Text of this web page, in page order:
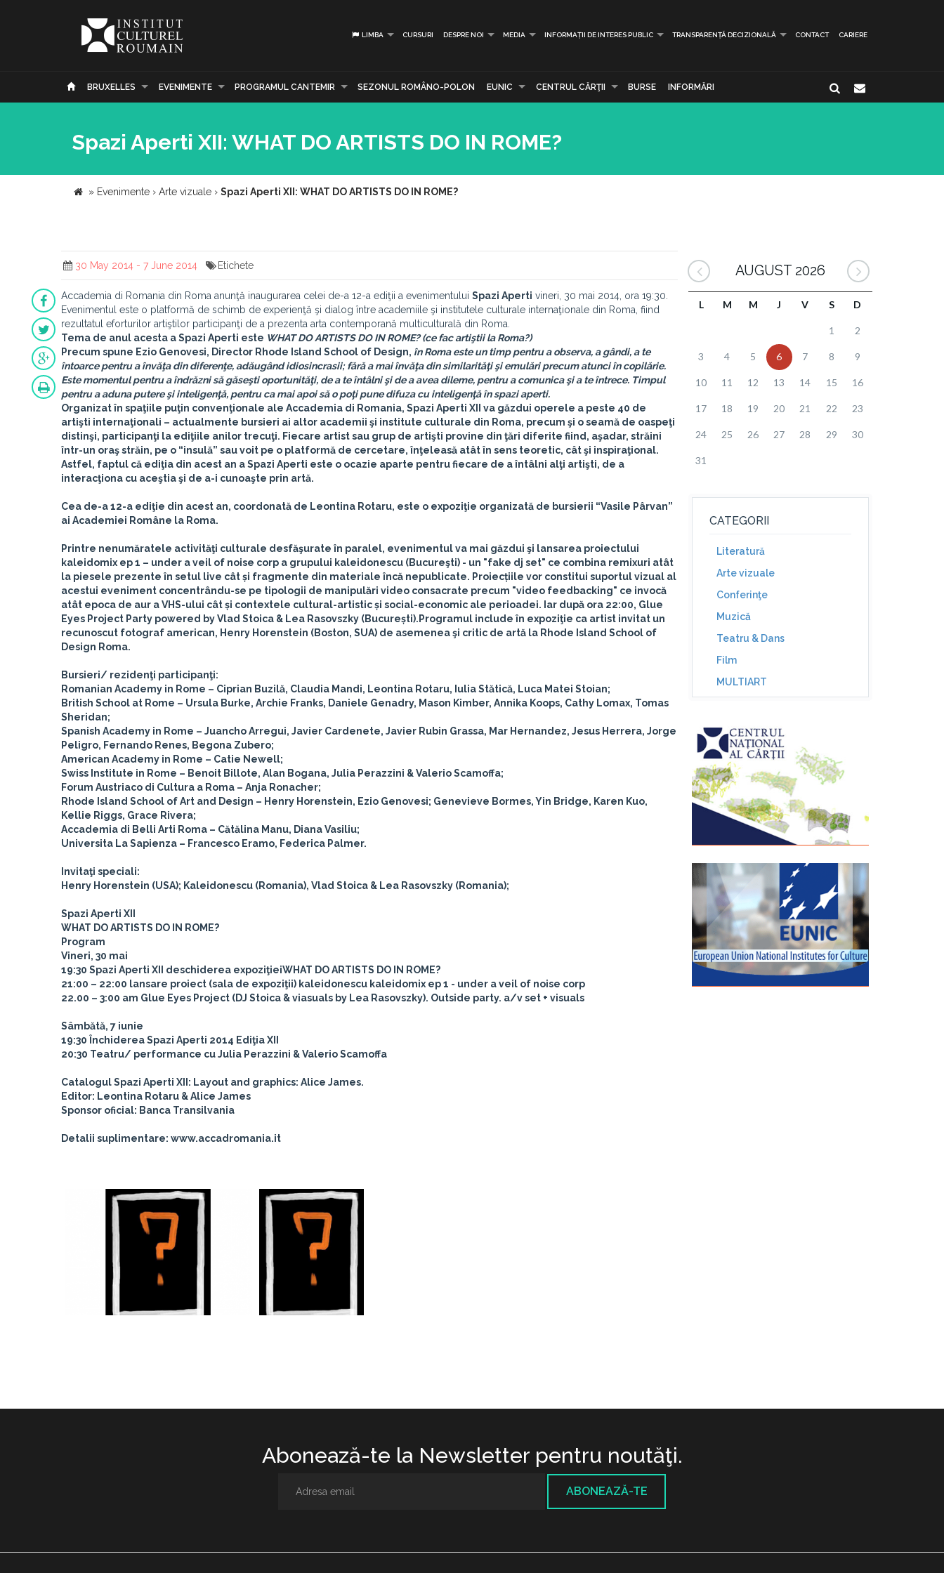
LIMBA CURSURI DESPRE NOI MEDIA INFORMAȚII DE INTERES PUBLIC TRANSPARENȚĂ DECIZIONALĂ CONTACT CARIERE
BRUXELLES EVENIMENTE PROGRAMUL CANTEMIR SEZONUL ROMÂNO-POLON EUNIC CENTRUL CĂRŢII BURSE INFORMĂRI
Spazi Aperti XII: WHAT DO ARTISTS DO IN ROME?
» Evenimente › Arte vizuale › Spazi Aperti XII: WHAT DO ARTISTS DO IN ROME?
30 May 2014 - 7 June 2014 Etichete
Accademia di Romania din Roma anunţă inaugurarea celei de-a 12-a ediţii a evenimentului Spazi Aperti vineri, 30 mai 2014, ora 19:30.
Evenimentul este o platformă de schimb de experienţă şi dialog între academiile şi institutele culturale internaţionale din Roma, fiind
rezultatul eforturilor artiştilor participanţi de a prezenta arta contemporană multiculturală din Roma.
Tema de anul acesta a Spazi Aperti este WHAT DO ARTISTS DO IN ROME? (ce fac artiştii la Roma?)
Precum spune Ezio Genovesi, Director Rhode Island School of Design, în Roma este un timp pentru a observa, a gândi, a te
întoarce pentru a învăţa din diferenţe, adăugând idiosincrasii; fără a mai învăţa din similarităţi şi emulări precum atunci în copilărie.
Este momentul pentru a îndrăzni să găseşti oportunităţi, de a te întâlni şi de a avea dileme, pentru a comunica şi a te întrece. Timpul
pentru a aduna putere şi inteligenţă, pentru ca mai apoi să o poţi pune difuza cu inteligenţă în spazi aperti.
Organizat în spaţiile puţin convenţionale ale Accademia di Romania, Spazi Aperti XII va găzdui operele a peste 40 de
artişti internaţionali – actualmente bursieri ai altor academii şi institute culturale din Roma, precum şi o seamă de oaspeţi
distinşi, participanţi la ediţiile anilor trecuţi. Fiecare artist sau grup de artişti provine din ţări diferite fiind, aşadar, străini
într-un oraş străin, pe o “insulă” sau voit pe o platformă de cercetare, înţeleasă atât în sens teoretic, cât şi inspiraţional.
Astfel, faptul că ediţia din acest an a Spazi Aperti este o ocazie aparte pentru fiecare de a întâlni alţi artişti, de a
interacţiona cu aceştia şi de a-i cunoaşte prin artă.
Cea de-a 12-a ediţie din acest an, coordonată de Leontina Rotaru, este o expoziţie organizată de bursierii “Vasile Pârvan”
ai Academiei Române la Roma.
Printre nenumăratele activităţi culturale desfăşurate în paralel, evenimentul va mai găzdui şi lansarea proiectului
kaleidomix ep 1 – under a veil of noise corp a grupului kaleidonescu (Bucureşti) - un "fake dj set" ce combina remixuri atât
la piesele prezente în setul live cât și fragmente din materiale încă nepublicate. Proiecțiile vor constitui suportul vizual al
acestui eveniment concentrându-se pe tipologii de manipulări video consacrate precum "video feedbacking" ce invocă
atât epoca de aur a VHS-ului cât și contextele cultural-artistic și social-economic ale perioadei. Iar după ora 22:00, Glue
Eyes Project Party powered byVlad Stoica & Lea Rasovszky (București). Programul include în expoziţie ca artist invitat un
recunoscut fotograf american, Henry Horenstein (Boston, SUA) de asemenea şi critic de artă la Rhode Island School of
Design Roma.
Bursieri/ rezidenţi participanţi:
Romanian Academy in Rome – Ciprian Buzilă, Claudia Mandi, Leontina Rotaru, Iulia Stătică, Luca Matei Stoian;
British School at Rome – Ursula Burke, Archie Franks, Daniele Genadry, Mason Kimber, Annika Koops, Cathy Lomax, Tomas
Sheridan;
Spanish Academy in Rome – Juancho Arregui, Javier Cardenete, Javier Rubin Grassa, Mar Hernandez, Jesus Herrera, Jorge
Peligro, Fernando Renes, Begona Zubero;
American Academy in Rome – Catie Newell;
Swiss Institute in Rome – Benoit Billote, Alan Bogana, Julia Perazzini & Valerio Scamoffa;
Forum Austriaco di Cultura a Roma – Anja Ronacher;
Rhode Island School of Art and Design – Henry Horenstein, Ezio Genovesi; Genevieve Bormes, Yin Bridge, Karen Kuo,
Kellie Riggs, Grace Rivera;
Accademia di Belli Arti Roma – Cătălina Manu, Diana Vasiliu;
Universita La Sapienza – Francesco Eramo, Federica Palmer.
Invitaţi speciali:
Henry Horenstein (USA); Kaleidonescu (Romania), Vlad Stoica & Lea Rasovszky (Romania);
Spazi Aperti XII
WHAT DO ARTISTS DO IN ROME?
Program
Vineri, 30 mai
19:30 Spazi Aperti XII deschiderea expoziţieiWHAT DO ARTISTS DO IN ROME?
21:00 – 22:00 lansare proiect (sala de expoziţii) kaleidonescu kaleidomix ep 1 - under a veil of noise corp
22.00 – 3:00 am Glue Eyes Project (DJ Stoica & viasuals by Lea Rasovszky). Outside party. a/v set + visuals
Sâmbătă, 7 iunie
19:30 Ȋnchiderea Spazi Aperti 2014 Ediţia XII
20:30 Teatru/ performance cu Julia Perazzini & Valerio Scamoffa
Catalogul Spazi Aperti XII: Layout and graphics: Alice James.
Editor: Leontina Rotaru & Alice James
Sponsor oficial: Banca Transilvania
Detalii suplimentare: www.accadromania.it
AUGUST 2026
L M M J V S D
1 2
3 4 5 6 7 8 9
10 11 12 13 14 15 16
17 18 19 20 21 22 23
24 25 26 27 28 29 30
31
CATEGORII
Literatură
Arte vizuale
Conferinţe
Muzică
Teatru & Dans
Film
MULTIART
Abonează-te la Newsletter pentru noutăţi.
ABONEAZĂ-TE